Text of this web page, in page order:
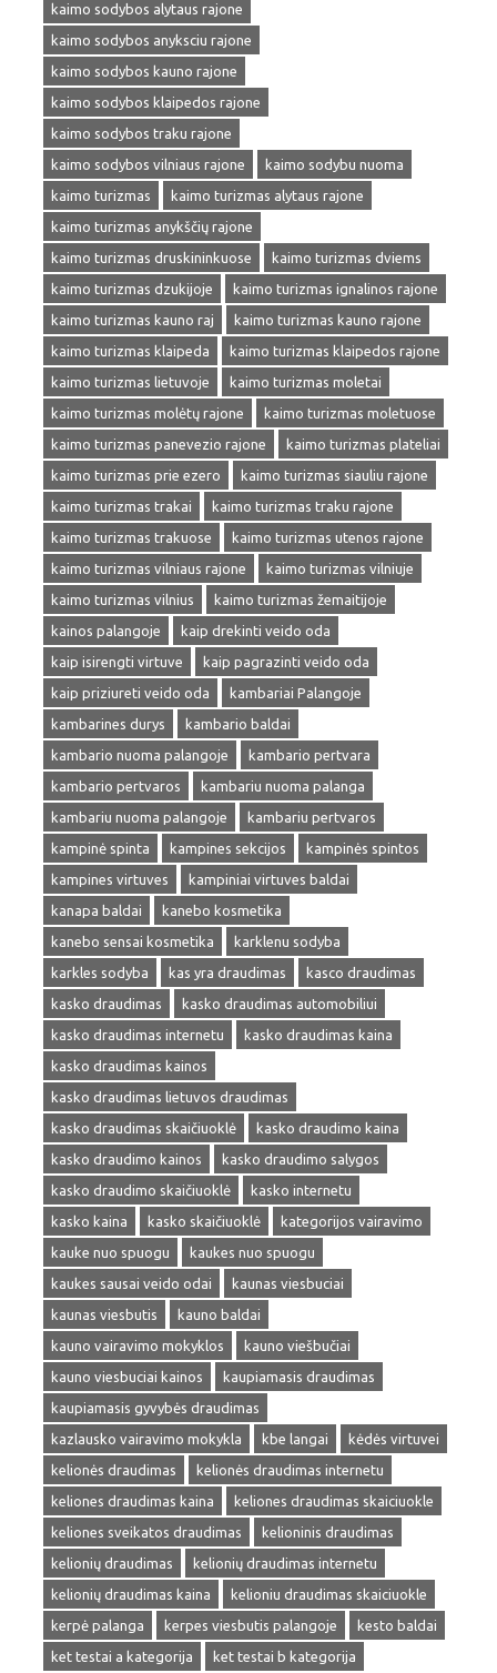
kaimo sodybos alytaus rajone
kaimo sodybos anyksciu rajone
kaimo sodybos kauno rajone
kaimo sodybos klaipedos rajone
kaimo sodybos traku rajone
kaimo sodybos vilniaus rajone
kaimo sodybu nuoma
kaimo turizmas
kaimo turizmas alytaus rajone
kaimo turizmas anykščių rajone
kaimo turizmas druskininkuose
kaimo turizmas dviems
kaimo turizmas dzukijoje
kaimo turizmas ignalinos rajone
kaimo turizmas kauno raj
kaimo turizmas kauno rajone
kaimo turizmas klaipeda
kaimo turizmas klaipedos rajone
kaimo turizmas lietuvoje
kaimo turizmas moletai
kaimo turizmas molėtų rajone
kaimo turizmas moletuose
kaimo turizmas panevezio rajone
kaimo turizmas plateliai
kaimo turizmas prie ezero
kaimo turizmas siauliu rajone
kaimo turizmas trakai
kaimo turizmas traku rajone
kaimo turizmas trakuose
kaimo turizmas utenos rajone
kaimo turizmas vilniaus rajone
kaimo turizmas vilniuje
kaimo turizmas vilnius
kaimo turizmas žemaitijoje
kainos palangoje
kaip drekinti veido oda
kaip isirengti virtuve
kaip pagrazinti veido oda
kaip priziureti veido oda
kambariai Palangoje
kambarines durys
kambario baldai
kambario nuoma palangoje
kambario pertvara
kambario pertvaros
kambariu nuoma palanga
kambariu nuoma palangoje
kambariu pertvaros
kampinė spinta
kampines sekcijos
kampinės spintos
kampines virtuves
kampiniai virtuves baldai
kanapa baldai
kanebo kosmetika
kanebo sensai kosmetika
karklenu sodyba
karkles sodyba
kas yra draudimas
kasco draudimas
kasko draudimas
kasko draudimas automobiliui
kasko draudimas internetu
kasko draudimas kaina
kasko draudimas kainos
kasko draudimas lietuvos draudimas
kasko draudimas skaičiuoklė
kasko draudimo kaina
kasko draudimo kainos
kasko draudimo salygos
kasko draudimo skaičiuoklė
kasko internetu
kasko kaina
kasko skaičiuoklė
kategorijos vairavimo
kauke nuo spuogu
kaukes nuo spuogu
kaukes sausai veido odai
kaunas viesbuciai
kaunas viesbutis
kauno baldai
kauno vairavimo mokyklos
kauno viešbučiai
kauno viesbuciai kainos
kaupiamasis draudimas
kaupiamasis gyvybės draudimas
kazlausko vairavimo mokykla
kbe langai
kėdės virtuvei
kelionės draudimas
kelionės draudimas internetu
keliones draudimas kaina
keliones draudimas skaiciuokle
keliones sveikatos draudimas
kelioninis draudimas
kelionių draudimas
kelionių draudimas internetu
kelionių draudimas kaina
kelioniu draudimas skaiciuokle
kerpė palanga
kerpes viesbutis palangoje
kesto baldai
ket testai a kategorija
ket testai b kategorija